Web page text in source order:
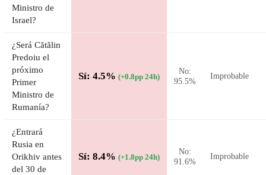
Ministro de
Israel?
¿Será Cătălin
Predoiu el
próximo
Primer
Ministro de
Rumanía?
Sí: 4.5% (+0.8pp 24h)
No:
95.5%
Improbable
¿Entrará
Rusia en
Orikhiv antes
del 30 de
Sí: 8.4% (+1.8pp 24h)
No:
91.6%
Improbable